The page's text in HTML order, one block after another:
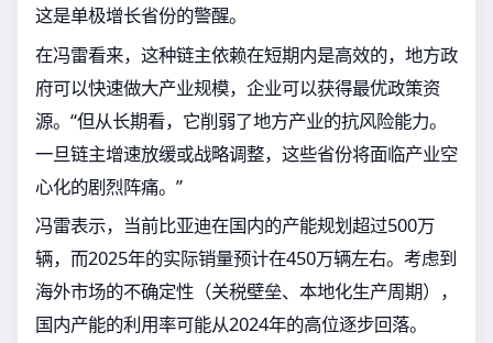
这是单极增长省份的警醒。
在冯雷看来，这种链主依赖在短期内是高效的，地方政
府可以快速做大产业规模，企业可以获得最优政策资
源。“但从长期看，它削弱了地方产业的抗风险能力。
一旦链主增速放缓或战略调整，这些省份将面临产业空
心化的剧烈阵痛。”
冯雷表示，当前比亚迪在国内的产能规划超过500万
辆，而2025年的实际销量预计在450万辆左右。考虑到
海外市场的不确定性（关税壁垒、本地化生产周期），
国内产能的利用率可能从2024年的高位逐步回落。